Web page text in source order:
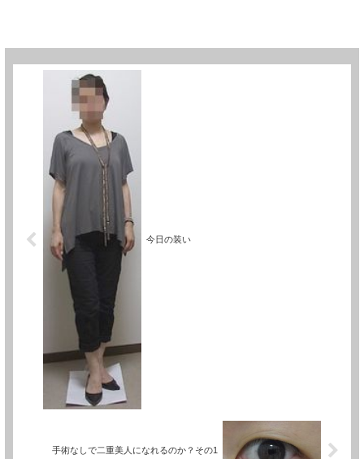
今日の装い
手術なしで二重美人になれるのか？その1